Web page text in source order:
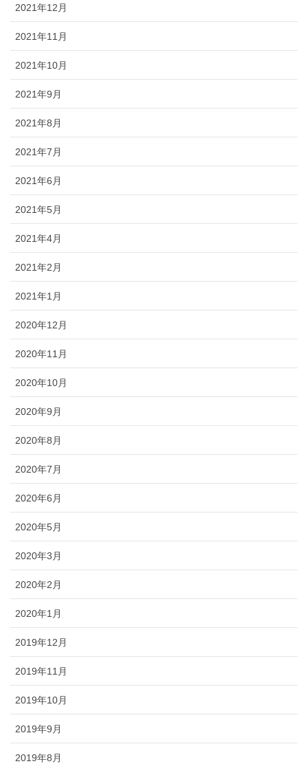
2021年12月
2021年11月
2021年10月
2021年9月
2021年8月
2021年7月
2021年6月
2021年5月
2021年4月
2021年2月
2021年1月
2020年12月
2020年11月
2020年10月
2020年9月
2020年8月
2020年7月
2020年6月
2020年5月
2020年3月
2020年2月
2020年1月
2019年12月
2019年11月
2019年10月
2019年9月
2019年8月